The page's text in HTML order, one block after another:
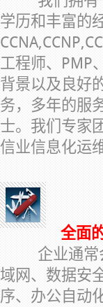
学历和丰富的
工程师、PMP
背景以及良好
务，多年的服
士。我们专家
信业信息化运
全面
企业通常会
域网、数据安
序、办公自动